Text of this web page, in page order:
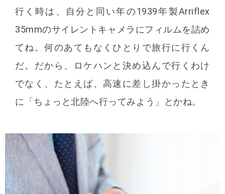
行く時は、自分と同い年の1939年製Arriflex
35mmのサイレントキャメラにフィルムを詰め
てね。何のあてもなくひとりで旅行に行くん
だ。だから、ロケハンと決め込んで行くわけ
でなく、たとえば、高速に差し掛かったとき
に「ちょっと北陸へ行ってみよう」とかね。